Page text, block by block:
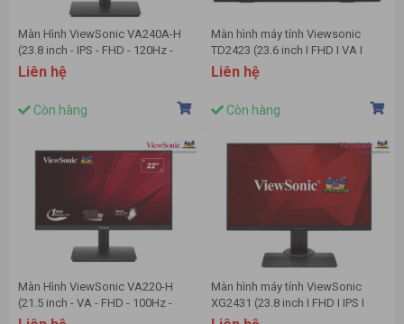
Màn Hình ViewSonic VA240A-H
(23.8 inch - IPS - FHD - 120Hz -
1ms)
Liên hệ
Còn hàng
Màn hình máy tính Viewsonic
TD2423 (23.6 inch I FHD I VA I
75Hz I 7ms I VGA + HDMI + USB+
Liên hệ
Còn hàng
Màn Hình ViewSonic VA220-H
(21.5 inch - VA - FHD - 100Hz -
1ms)
Màn hình máy tính ViewSonic
XG2431 (23.8 inch I FHD I IPS I
240Hz I 1ms I HDMI+DP)